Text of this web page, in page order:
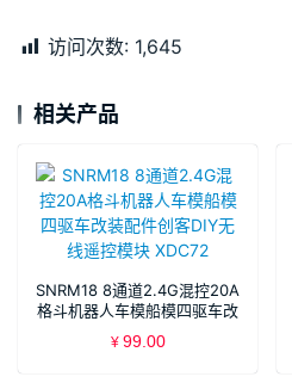
访问次数: 1,645
相关产品
SNRM18 8通道2.4G混控20A
格斗机器人车模船模四驱车改
装配件创客DIY无线遥控模块
XDC72
¥ 99.00